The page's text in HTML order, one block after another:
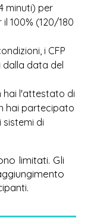
minuti) per
100% (120/180
i CFP
data del
hai l'attestato di
hai partecipato
di
limitati. Gli